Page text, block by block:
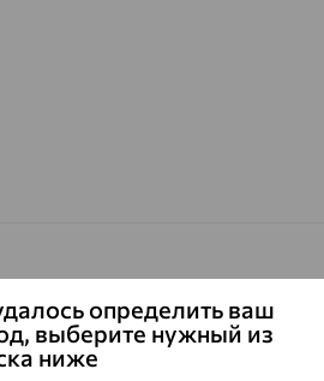
определить ваш
выберите нужный из
ниже